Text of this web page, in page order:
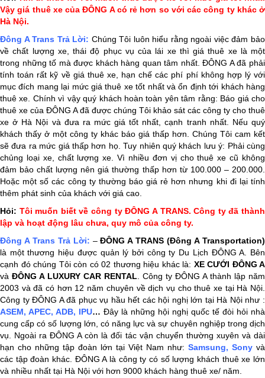
Vậy giá thuê xe của ĐÔNG A có rẻ hơn so với các công ty khác ở
Hà Nội.
Đông A Trans Trả Lời: Chúng Tôi luôn hiểu rằng ngoài việc đảm bảo
về chất lượng xe, thái độ phục vụ của lái xe thì giá thuê xe là một
trong những tố mà được khách hàng quan tâm nhất. ĐÔNG A đã phải
tính toán rất kỹ về giá thuê xe, hạn chế các phí phí không hợp lý với
mục đích mang lại mức giá thuê xe tốt nhất và ổn định tới khách hàng
thuê xe. Chính vì vậy quý khách hoàn toàn yên tâm rằng: Báo giá cho
thuê xe của ĐÔNG A đã được chúng Tôi khảo sát các công ty cho thuê
xe ở Hà Nội và đưa ra mức giá tốt nhất, cạnh tranh nhất. Nếu quý
khách thấy ở một công ty khác báo giá thấp hơn. Chúng Tôi cam kết
sẽ đưa ra mức giá thấp hơn họ. Tuy nhiên quý khách lưu ý: Phải cùng
chủng loại xe, chất lượng xe. Vì nhiều đơn vị cho thuê xe cũ không
đảm bảo chất lượng nên giá thường thấp hơn từ 100.000 – 200.000.
Hoặc một số các công ty thường báo giá rẻ hơn nhưng khi đi lại tính
thêm phát sinh của khách với giá cao.
Hỏi: Tôi muốn biết về công ty ĐÔNG A TRANS. Công ty đã thành
lập và hoạt động lâu chưa, quy mô của công ty.
Đông A Trans Trả Lời: –ĐÔNG A TRANS (Đông A Transportation)
là một thương hiệu được quản lý bởi công ty Du Lịch ĐÔNG A. Bên
cạnh đó chúng Tôi còn có 02 thương hiệu khác là: XE CƯỚI ĐÔNG A
và ĐÔNG A LUXURY CAR RENTAL . Công ty ĐÔNG A thành lập năm
2003 và đã có hơn 12 năm chuyên về dịch vụ cho thuê xe tại Hà Nội.
Công ty ĐÔNG A đã phục vụ hầu hết các hội nghị lớn tại Hà Nội như :
ASEM, APEC, ADB, IPU… Đây là những hội nghị quốc tế đòi hỏi nhà
cung cấp có số lượng lớn, có năng lực và sự chuyên nghiệp trong dịch
vụ. Ngoài ra ĐÔNG A còn là đối tác vận chuyển thường xuyên và dài
hạn cho những tập đoàn lớn tại Việt Nam như: Samsung, Sony và
các tập đoàn khác. ĐÔNG A là công ty có số lượng khách thuê xe lớn
và nhiều nhất tại Hà Nội với hơn 9000 khách hàng thuê xe/ năm.